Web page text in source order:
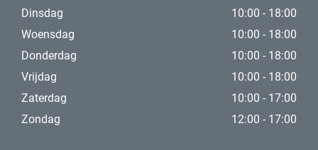
Dinsdag
10:00 - 18:00
Woensdag
10:00 - 18:00
Donderdag
10:00 - 18:00
Vrijdag
10:00 - 18:00
Zaterdag
10:00 - 17:00
Zondag
12:00 - 17:00